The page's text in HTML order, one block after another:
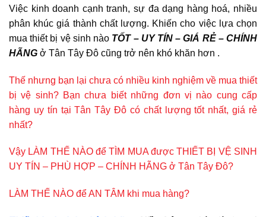
Việc kinh doanh cạnh tranh, sự đa dạng hàng hoá, nhiều
phân khúc giá thành chất lượng. Khiến cho việc lựa chọn
mua thiết bị vệ sinh nào TỐT – UY TÍN – GIÁ RẺ – CHÍNH
HÃNG ở Tân Tây Đô cũng trở nên khó khăn hơn .
Thế nhưng bạn lại chưa có nhiều kinh nghiệm về mua thiết
bị vệ sinh? Bạn chưa biết những đơn vị nào cung cấp
hàng uy tín tại Tân Tây Đô có chất lượng tốt nhất, giá rẻ
nhất?
Vậy LÀM THẾ NÀO để TÌM MUA được THIẾT BỊ VỆ SINH
UY TÍN – PHÙ HỢP – CHÍNH HÃNG ở Tân Tây Đô?
LÀM THẾ NÀO để AN TÂM khi mua hàng?